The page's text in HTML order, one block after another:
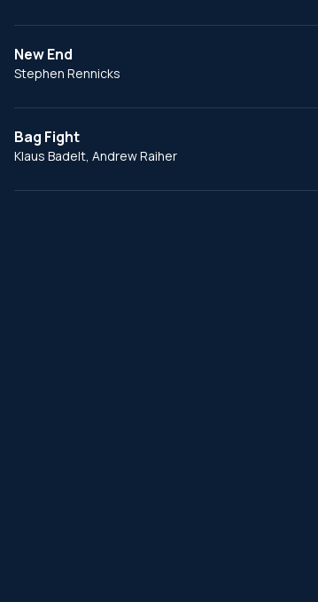
New End
Stephen Rennicks
Bag Fight
Klaus Badelt, Andrew Raiher